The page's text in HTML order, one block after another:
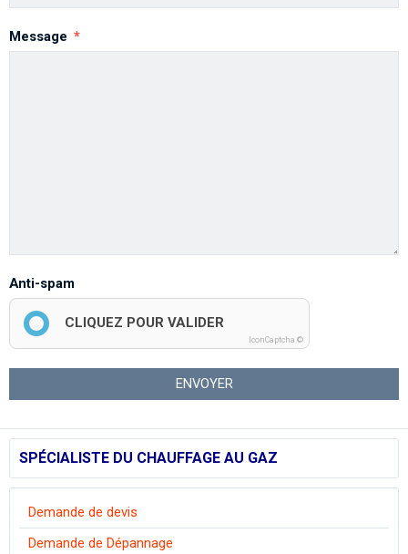
Message
Anti-spam
CLIQUEZ POUR VALIDER
IconCaptcha ©
ENVOYER
SPÉCIALISTE DU CHAUFFAGE AU GAZ
Demande de devis
Demande de Dépannage